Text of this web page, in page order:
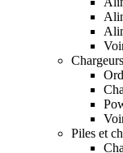
Chargeurs
Piles et